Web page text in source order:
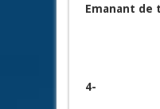
Emanant de
4-